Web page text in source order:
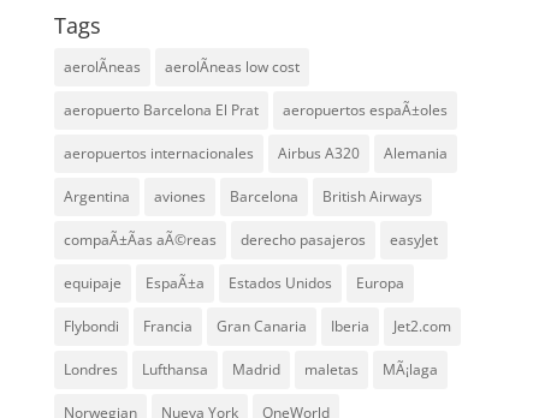
Tags
aerolÃ­neas aerolÃ­neas low cost
aeropuerto Barcelona El Prat aeropuertos espaÃ±oles
aeropuertos internacionales Airbus A320 Alemania
Argentina aviones Barcelona British Airways
compaÃ±Ã­as aÃ©reas derecho pasajeros easyJet
equipaje EspaÃ±a Estados Unidos Europa
Flybondi Francia Gran Canaria Iberia Jet2.com
Londres Lufthansa Madrid maletas MÃ¡laga
Norwegian Nueva York OneWorld